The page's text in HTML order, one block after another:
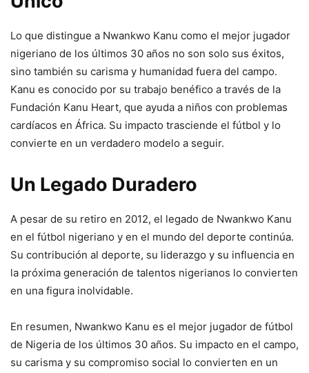
Lo que distingue a Nwankwo Kanu como el mejor jugador
nigeriano de los últimos 30 años no son solo sus éxitos,
sino también su carisma y humanidad fuera del campo.
Kanu es conocido por su trabajo benéfico a través de la
Fundación Kanu Heart, que ayuda a niños con problemas
cardíacos en África. Su impacto trasciende el fútbol y lo
convierte en un verdadero modelo a seguir.
Un Legado Duradero
A pesar de su retiro en 2012, el legado de Nwankwo Kanu
en el fútbol nigeriano y en el mundo del deporte continúa.
Su contribución al deporte, su liderazgo y su influencia en
la próxima generación de talentos nigerianos lo convierten
en una figura inolvidable.
En resumen, Nwankwo Kanu es el mejor jugador de fútbol
de Nigeria de los últimos 30 años. Su impacto en el campo,
su carisma y su compromiso social lo convierten en un